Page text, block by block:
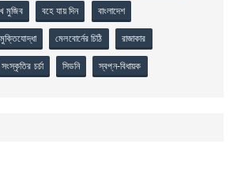
মুজিব বহে যায় দিন বাংলাদেশ
মুক্তিযোদ্ধা মেলবোর্নের চিঠি রাজাকার
সংস্কৃতির চর্চা সিডনি স্বপ্ন-বিধায়ক